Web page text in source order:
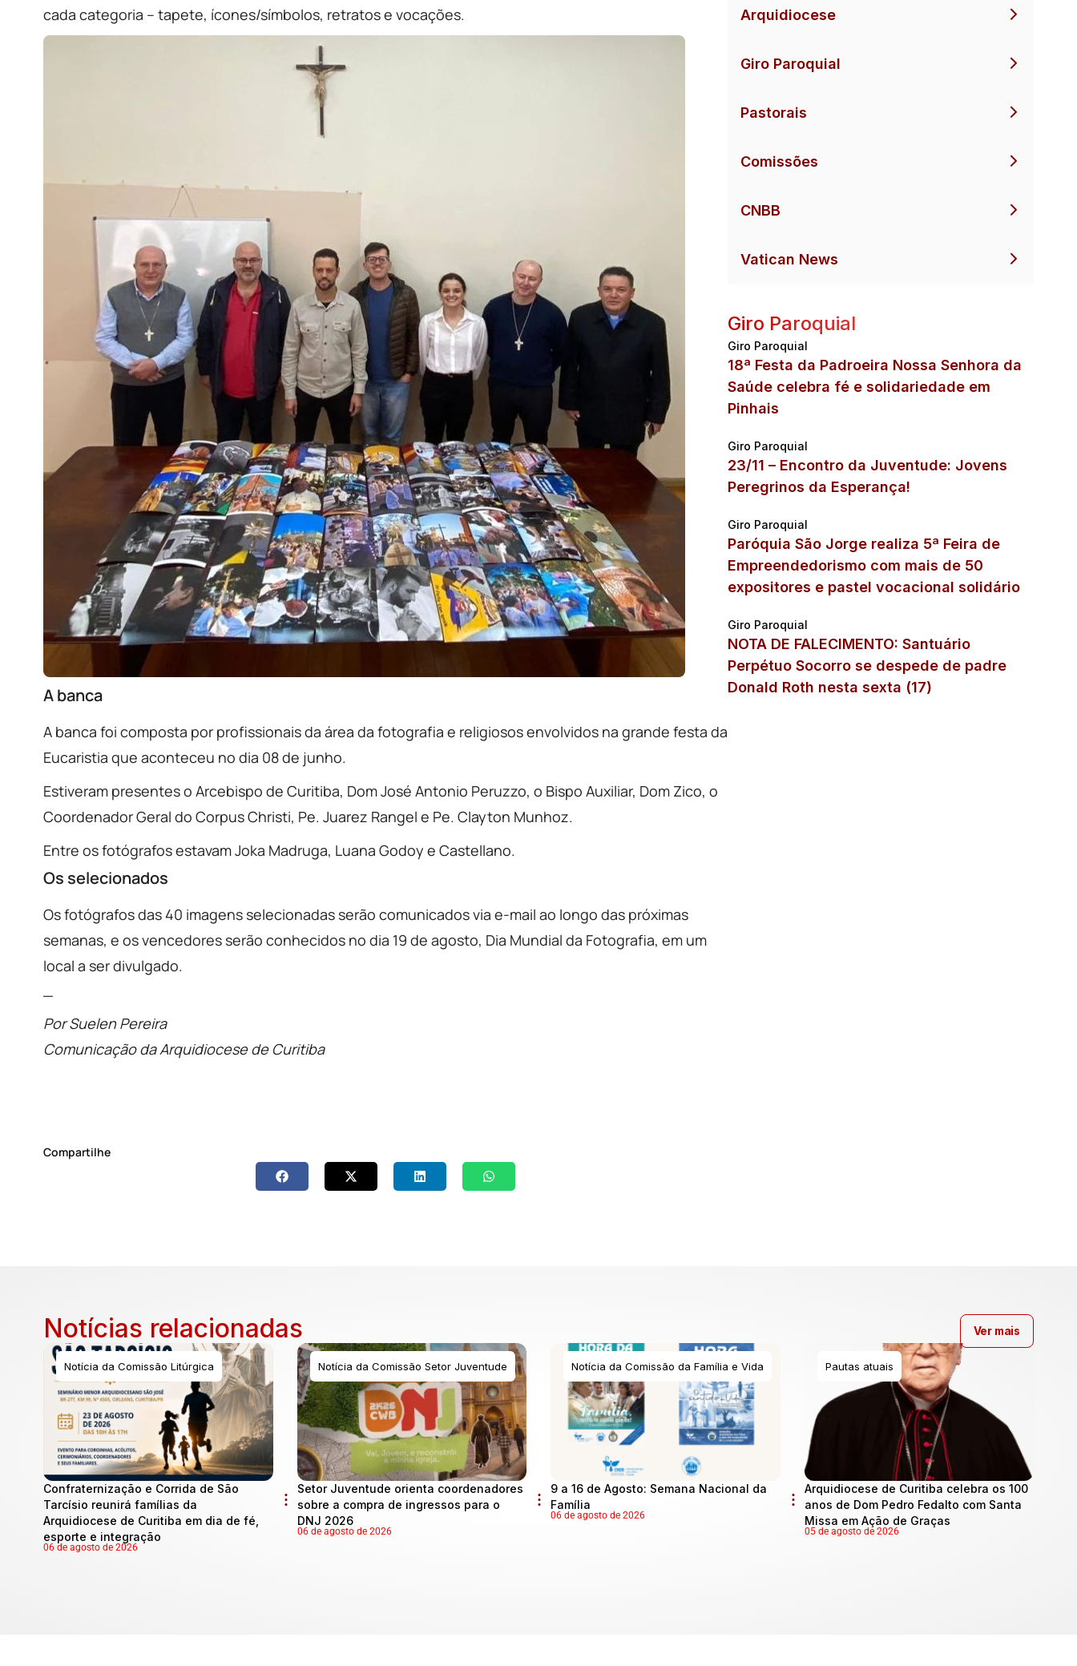
cada categoria – tapete, ícones/símbolos, retratos e vocações.
A banca
A banca foi composta por profissionais da área da fotografia e religiosos envolvidos na grande festa da
Eucaristia que aconteceu no dia 08 de junho.
Estiveram presentes o Arcebispo de Curitiba, Dom José Antonio Peruzzo, o Bispo Auxiliar, Dom Zico, o
Coordenador Geral do Corpus Christi, Pe. Juarez Rangel e Pe. Clayton Munhoz.
Entre os fotógrafos estavam Joka Madruga, Luana Godoy e Castellano.
Os selecionados
Os fotógrafos das 40 imagens selecionadas serão comunicados via e-mail ao longo das próximas
semanas, e os vencedores serão conhecidos no dia 19 de agosto, Dia Mundial da Fotografia, em um
local a ser divulgado.
Por Suelen Pereira
Comunicação da Arquidiocese de Curitiba
Compartilhe
Arquidiocese
Giro Paroquial
Pastorais
Comissões
CNBB
Vatican News
Giro Paroquial
Giro Paroquial
18ª Festa da Padroeira Nossa Senhora da
Saúde celebra fé e solidariedade em
Pinhais
Giro Paroquial
23/11 – Encontro da Juventude: Jovens
Peregrinos da Esperança!
Giro Paroquial
Paróquia São Jorge realiza 5ª Feira de
Empreendedorismo com mais de 50
expositores e pastel vocacional solidário
Giro Paroquial
NOTA DE FALECIMENTO: Santuário
Perpétuo Socorro se despede de padre
Donald Roth nesta sexta (17)
Notícias relacionadas
Notícia da Comissão Litúrgica
Confraternização e Corrida de São
Tarcísio reunirá famílias da
Arquidiocese de Curitiba em dia de fé,
esporte e integração
06 de agosto de 2026
Notícia da Comissão Setor Juventude
Setor Juventude orienta coordenadores
sobre a compra de ingressos para o
DNJ 2026
06 de agosto de 2026
Notícia da Comissão da Família e Vida
9 a 16 de Agosto: Semana Nacional da
Família
06 de agosto de 2026
Pautas atuais
Arquidiocese de Curitiba celebra os 100
anos de Dom Pedro Fedalto com Santa
Missa em Ação de Graças
05 de agosto de 2026
Ver mais